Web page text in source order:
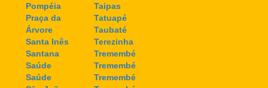
Pompéia
Praça da
Árvore
Santa Inês
Santana
Saúde
Saúde
Taipas
Tatuapé
Taubaté
Terezinha
Tremembé
Tremembé
Tremembé